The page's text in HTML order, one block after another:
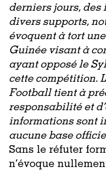
derniers jours,
divers supports,
évoquent à tort
Guinée visant à
ayant opposé le
cette compétition.
Football tient à
responsabilité et
informations sont
aucune base
Sans le réfuter
n’évoque